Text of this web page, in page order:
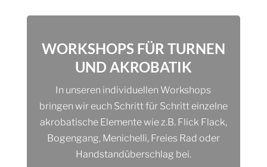
WORKSHOPS FÜR TURNEN
UND AKROBATIK
In unseren individuellen Workshops
bringen wir euch Schritt für Schritt einzelne
akrobatische Elemente wie z.B. Flick Flack,
Bogengang, Menichelli, Freies Rad oder
Handstandüberschlag bei.